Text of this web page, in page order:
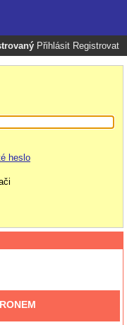
Přihlásit Registrovat
heslo